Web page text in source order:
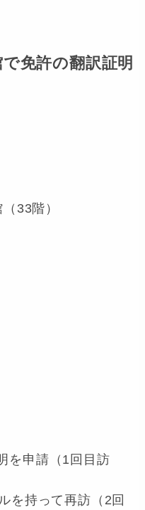
免許の翻訳証明
33階）
を申請（1回目訪
を持って再訪（2回